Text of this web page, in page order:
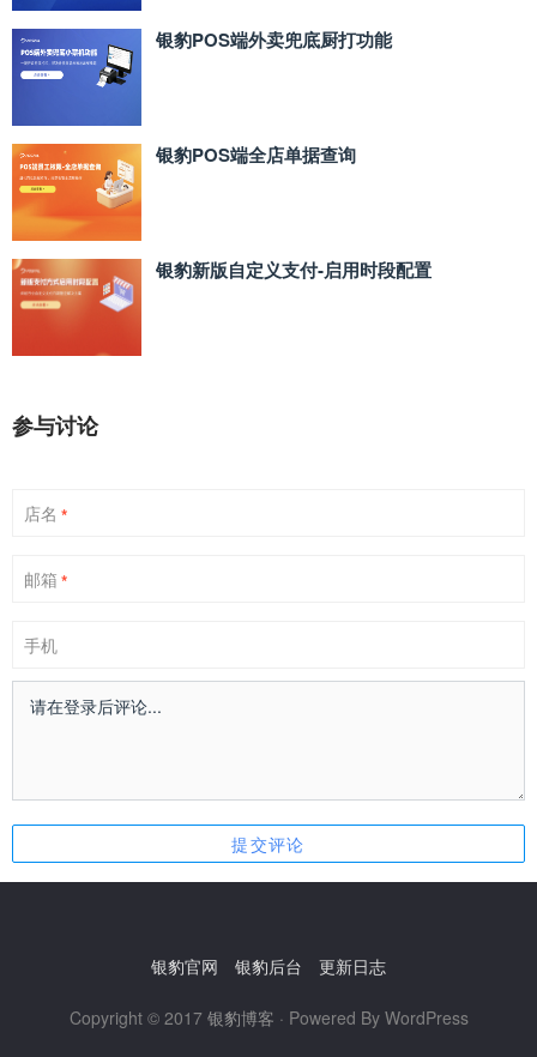
银豹POS端外卖兜底厨打功能
银豹POS端全店单据查询
银豹新版自定义支付‑启用时段配置
参与讨论
店名 *
邮箱 *
手机
银豹官网 银豹后台 更新日志
Copyright © 2017 银豹博客 · Powered By WordPress